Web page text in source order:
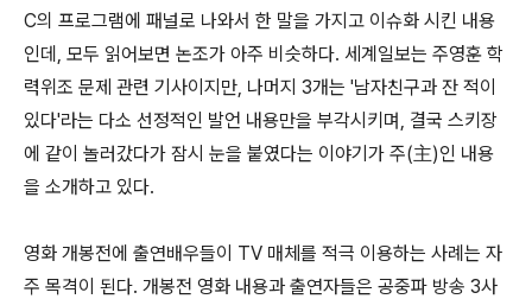
C의 프로그램에 패널로 나와서 한 말을 가지고 이슈화 시킨 내용
인데, 모두 읽어보면 논조가 아주 비슷하다. 세계일보는 주영훈 학
력위조 문제 관련 기사이지만, 나머지 3개는 '남자친구과 잔 적이
있다'라는 다소 선정적인 발언 내용만을 부각시키며, 결국 스키장
에 같이 놀러갔다가 잠시 눈을 붙였다는 이야기가 주(主)인 내용
을 소개하고 있다.
영화 개봉전에 출연배우들이 TV 매체를 적극 이용하는 사례는 자
주 목격이 된다. 개봉전 영화 내용과 출연자들은 공중파 방송 3사